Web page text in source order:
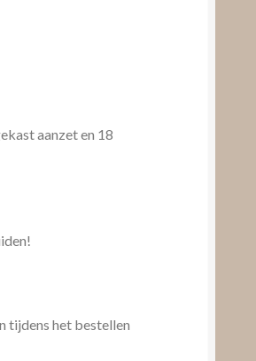
aanzet en 18
tijdens het bestellen